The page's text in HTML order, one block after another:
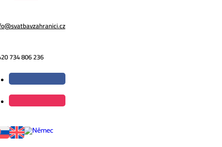
734 806 236